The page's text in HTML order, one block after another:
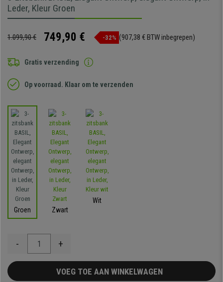
Leder, Kleur Groen
1.099,90 € 749,90 € -32% (907,38 € BTW inbegrepen)
Gratis verzending
Op voorraad. Klaar om te verzenden
Groen Zwart
Wit
- +
VOEG TOE AAN WINKELWAGEN